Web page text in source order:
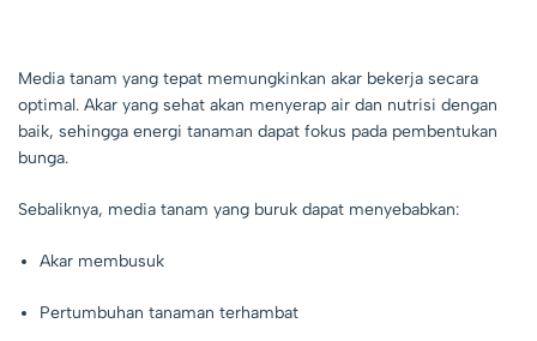
Media tanam yang tepat memungkinkan akar bekerja secara
optimal. Akar yang sehat akan menyerap air dan nutrisi dengan
baik, sehingga energi tanaman dapat fokus pada pembentukan
bunga.
Sebaliknya, media tanam yang buruk dapat menyebabkan:
Akar membusuk
Pertumbuhan tanaman terhambat